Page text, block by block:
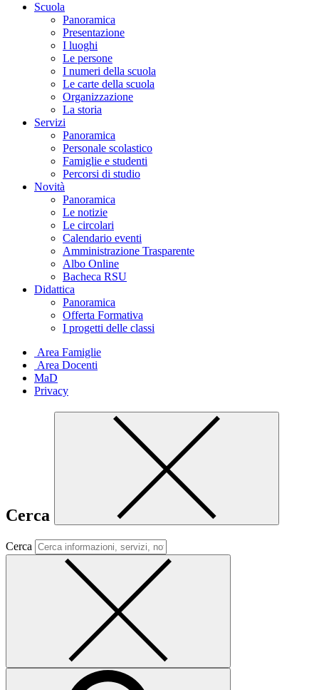
Scuola
Panoramica
Presentazione
I luoghi
Le persone
I numeri della scuola
Le carte della scuola
Organizzazione
La storia
Servizi
Panoramica
Personale scolastico
Famiglie e studenti
Percorsi di studio
Novità
Panoramica
Le notizie
Le circolari
Calendario eventi
Amministrazione Trasparente
Albo Online
Bacheca RSU
Didattica
Panoramica
Offerta Formativa
I progetti delle classi
Area Famiglie
Area Docenti
MaD
Privacy
Cerca
Cerca